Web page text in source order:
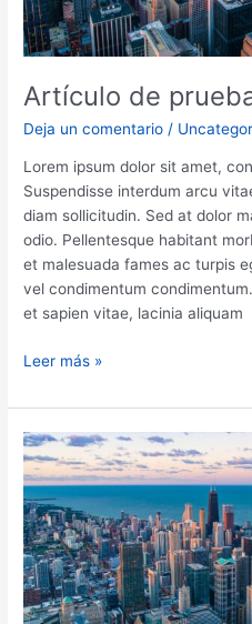
Artículo de
Deja un comentario /
Lorem ipsum dolor sit amet,
Suspendisse interdum arcu
diam sollicitudin. Sed at dolor
odio. Pellentesque habitant
et malesuada fames ac turpis
vel condimentum
et sapien vitae, lacinia aliquam
Artículo
prueba
#3
Leer más »